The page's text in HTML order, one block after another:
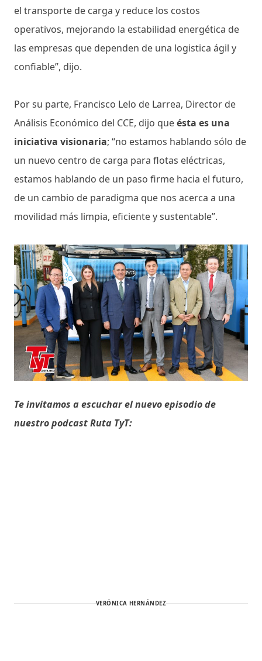
el transporte de carga y reduce los costos
operativos, mejorando la estabilidad energética de
las empresas que dependen de una logistica ágil y
confiable”, dijo.
Por su parte, Francisco Lelo de Larrea, Director de
Análisis Económico del CCE, dijo queésta es una
iniciativa visionaria; “no estamos hablando sólo de
un nuevo centro de carga para flotas eléctricas,
estamos hablando de un paso firme hacia el futuro,
de un cambio de paradigma que nos acerca a una
movilidad más limpia, eficiente y sustentable”.
Te invitamos a escuchar el nuevo episodio de
nuestro podcast Ruta TyT:
VERÓNICA HERNÁNDEZ